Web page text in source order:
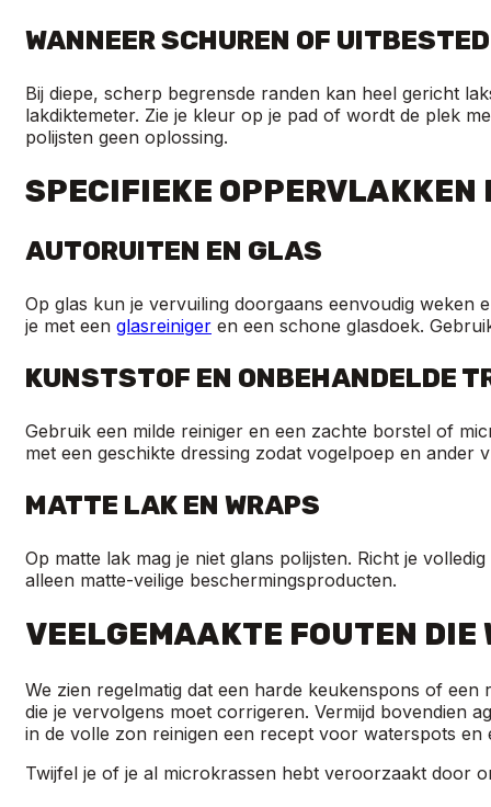
WANNEER SCHUREN OF
Bij diepe, scherp begrensde randen kan heel gericht
lakdiktemeter. Zie je kleur op je pad of wordt de plek
polijsten geen oplossing.
SPECIFIEKE OPPERVLAKKEN
AUTORUITEN EN GLAS
Op glas kun je vervuiling doorgaans eenvoudig weken
je met een glasreiniger en een schone glasdoek.
KUNSTSTOF EN ONBEHANDELDE
Gebruik een milde reiniger en een zachte borstel of
met een geschikte dressing zodat vogelpoep en ander
MATTE LAK EN WRAPS
Op matte lak mag je niet glans polijsten. Richt je
alleen matte-veilige beschermingsproducten.
VEELGEMAAKTE FOUTEN
We zien regelmatig dat een harde keukenspons of
die je vervolgens moet corrigeren. Vermijd bovendien
in de volle zon reinigen een recept voor waterspots
Twijfel je of je al microkrassen hebt veroorzaakt door